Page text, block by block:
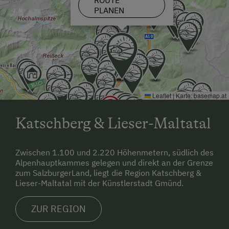
PLANEN
Leaflet | Karte:basemap.at
Katschberg & Lieser-Maltatal
Zwischen 1.100 und 2.220 Höhenmetern, südlich des
Alpenhauptkammes gelegen und direkt an der Grenze
zum SalzburgerLand, liegt die Region Katschberg &
Lieser-Maltatal mit der Künstlerstadt Gmünd.
ZUR REGION